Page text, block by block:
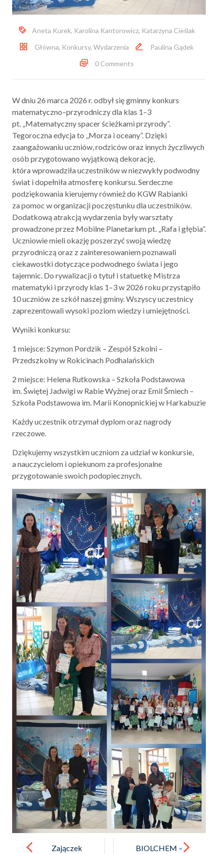
Aneta Kurek, Karolina Kantorowicz, Katarzyna Cieślak
Główna, Konkursy, Wydarzenia
Paulina Gądek
0 Comments
W dniu 26 marca 2026 r. odbył się gminny konkurs
matematyczno–przyrodniczy dla klas 1–3
pt. „Matematyczny spacer ścieżkami przyrody”.
Tegoroczna edycja to ,,Morza i oceany”. Dzięki
zaangażowaniu uczniów, rodziców oraz innych życzliwych
osób przygotowano wyjątkową dekorację,
która wprowadziła uczestników w niezwykły podwodny
świat i dopełniła atmosferę konkursu. Serdeczne
podziękowania kierujemy również do KGW Rabianki
za pomoc w organizacji poczęstunku dla uczestników.
Dodatkową atrakcją wydarzenia były warsztaty
prowadzone przez Mobilne Planetarium pt. „Rafa i głębia”.
Uczniowie mieli okazję poszerzyć swoją wiedzę
przyrodniczą oraz z zainteresowaniem poznawali
ciekawostki dotyczące podwodnego świata i jego
tajemnic. Do rywalizacji o tytuł i statuetkę Mistrza
matematyki i przyrody klas 1–3 w 2026 roku przystąpiło
10 uczniów ze szkół naszej gminy. Wszyscy uczestnicy
zaprezentowali wysoki poziom wiedzy i umiejętności.
Wyniki konkursu:
1 miejsce: Szymon Pordzik – Zespół Szkolni –
Przedszkolny w Rokicinach Podhalańskich
2 miejsce: Helena Rutkowska – Szkoła Podstawowa
im. Świętej Jadwigi w Rabie Wyżnej oraz Emil Śmiech –
Szkoła Podstawowa im. Marii Konopnickiej w Harkabuzie
Każdy uczestnik otrzymał dyplom oraz nagrody
rzeczowe.
Dziękujemy wszystkim uczniom za udział w konkursie,
a nauczycielom i opiekunom za profesjonalne
przygotowanie swoich podopiecznych.
navigation
Zajączek BIOLCHEM –